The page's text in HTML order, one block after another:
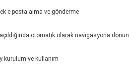
e-posta alma ve gönderme
otomatik olarak navigasyona dönün
kurulum ve kullanım